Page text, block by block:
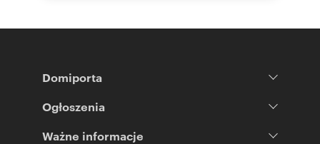
Domiporta
Ogłoszenia
Ważne informacje